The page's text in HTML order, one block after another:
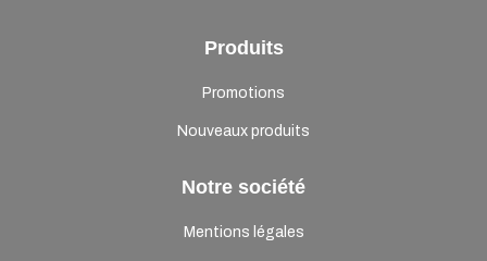
Produits
Promotions
Nouveaux produits
Notre société
Mentions légales